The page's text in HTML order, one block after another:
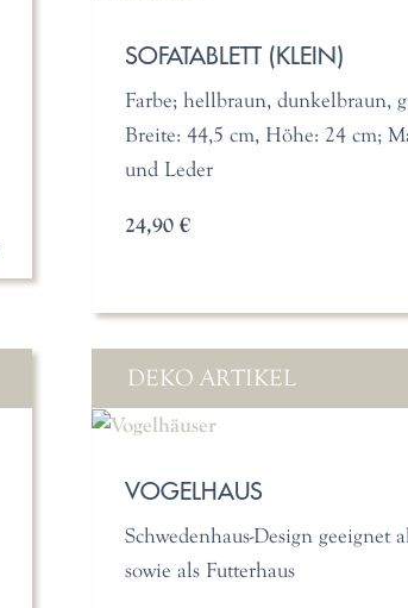
SOFATABLETT (KLEIN)
Farbe; hellbraun, dunkelbraun,
Breite: 44,5 cm, Höhe: 24 cm;
und Leder
24,90 €
DEKO ARTIKEL
VOGELHAUS
Schwedenhaus-Design geeignet
sowie als Futterhaus